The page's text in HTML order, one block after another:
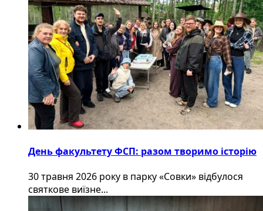
День факультету ФСП: разом творимо історію
30 травня 2026 року в парку «Совки» відбулося
святкове виїзне...